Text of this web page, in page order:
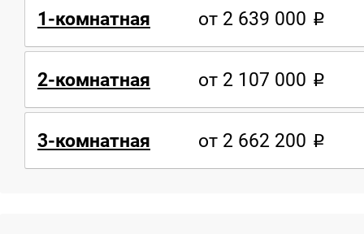
1-комнатная от 2 639 000
2-комнатная от 2 107 000
3-комнатная от 2 662 200